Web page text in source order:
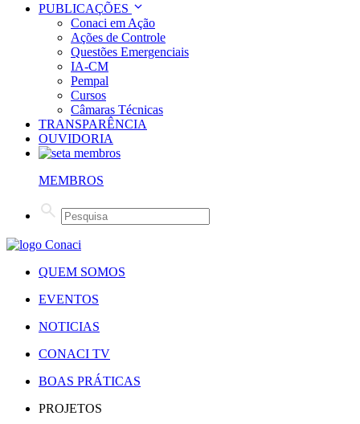
PUBLICAÇÕES
Conaci em Ação
Ações de Controle
Questões Emergenciais
IA-CM
Pempal
Cursos
Câmaras Técnicas
TRANSPARÊNCIA
OUVIDORIA
MEMBROS
QUEM SOMOS
EVENTOS
NOTICIAS
CONACI TV
BOAS PRÁTICAS
PROJETOS